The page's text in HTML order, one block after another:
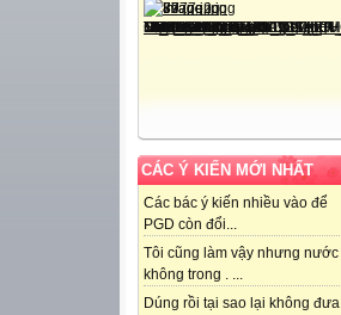
CÁC Ý KIẾN MỚI NHẤT
Các bác ý kiến nhiều vào để
PGD còn đổi...
Tôi cũng làm vậy nhưng nước
không trong . ...
Dúng rồi tại sao lại không đưa